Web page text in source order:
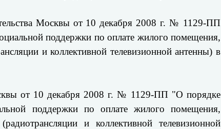
Москвы от 10 декабря 2008 г. № 1129-ПП
поддержки по оплате жилого помещения,
и коллективной телевизионной антенны) в
от 10 декабря 2008 г. № 1129-ПП "О порядке
поддержки по оплате жилого помещения,
и коллективной телевизионной